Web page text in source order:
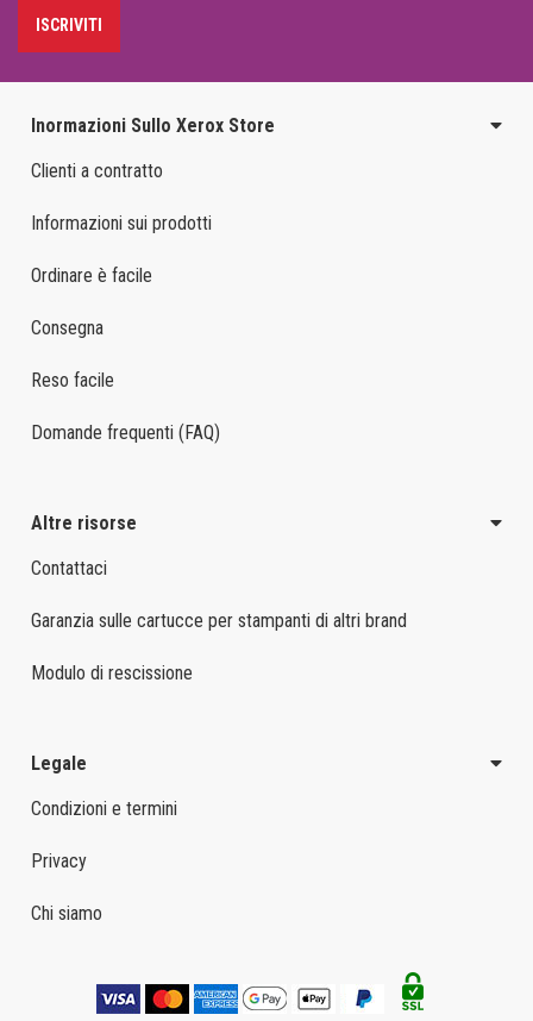
ISCRIVITI
Inormazioni Sullo Xerox Store
Clienti a contratto
Informazioni sui prodotti
Ordinare è facile
Consegna
Reso facile
Domande frequenti (FAQ)
Altre risorse
Contattaci
Garanzia sulle cartucce per stampanti di altri brand
Modulo di rescissione
Legale
Condizioni e termini
Privacy
Chi siamo